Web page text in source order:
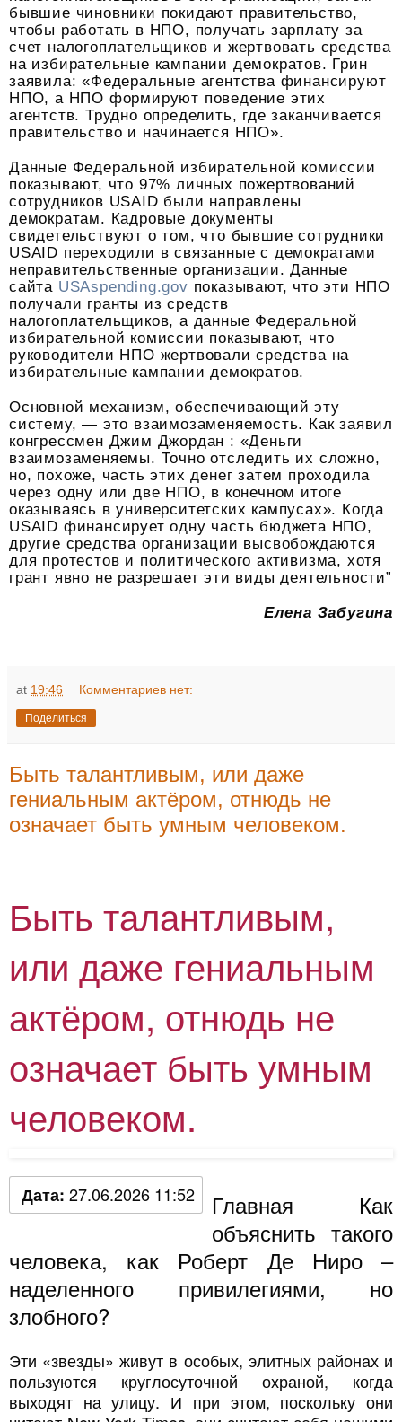
бывшие чиновники покидают правительство,
чтобы работать в НПО, получать зарплату за
счет налогоплательщиков и жертвовать средства
на избирательные кампании демократов. Грин
заявила: «Федеральные агентства финансируют
НПО, а НПО формируют поведение этих
агентств. Трудно определить, где заканчивается
правительство и начинается НПО».
Данные Федеральной избирательной комиссии
показывают, что 97% личных пожертвований
сотрудников USAID были направлены
демократам. Кадровые документы
свидетельствуют о том, что бывшие сотрудники
USAID переходили в связанные с демократами
неправительственные организации. Данные
сайта USAspending.gov показывают, что эти НПО
получали гранты из средств
налогоплательщиков, а данные Федеральной
избирательной комиссии показывают, что
руководители НПО жертвовали средства на
избирательные кампании демократов.
Основной механизм, обеспечивающий эту
систему, — это взаимозаменяемость. Как заявил
конгрессмен Джим Джордан : «Деньги
взаимозаменяемы. Точно отследить их сложно,
но, похоже, часть этих денег затем проходила
через одну или две НПО, в конечном итоге
оказываясь в университетских кампусах». Когда
USAID финансирует одну часть бюджета НПО,
другие средства организации высвобождаются
для протестов и политического активизма, хотя
грант явно не разрешает эти виды деятельности”
Елена Забугина
at 19:46 Комментариев нет:
Поделиться
Быть талантливым, или даже
гениальным актёром, отнюдь не
означает быть умным человеком.
Быть талантливым,
или даже гениальным
актёром, отнюдь не
означает быть умным
человеком.
Дата: 27.06.2026 11:52
Главная Как
объяснить такого
человека, как Роберт Де Ниро –
наделенного привилегиями, но
злобного?
Эти «звезды» живут в особых, элитных районах и
пользуются круглосуточной охраной, когда
выходят на улицу. И при этом, поскольку они